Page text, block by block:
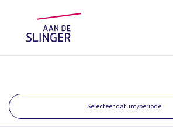
Selecteer datum/periode